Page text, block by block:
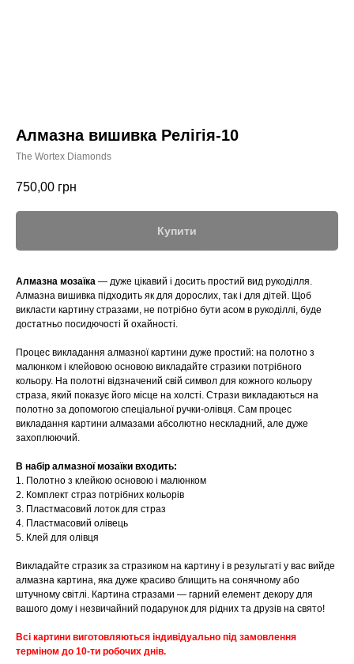
Алмазна вишивка Релігія-10
The Wortex Diamonds
750,00 грн
Купити
Алмазна мозаїка — дуже цікавий і досить простий вид рукоділля.
Алмазна вишивка підходить як для дорослих, так і для дітей. Щоб
викласти картину стразами, не потрібно бути асом в рукоділлі, буде
достатньо посидючості й охайності.
Процес викладання алмазної картини дуже простий: на полотно з
малюнком і клейовою основою викладайте стразики потрібного
кольору. На полотні відзначений свій символ для кожного кольору
страза, який показує його місце на холсті. Стрази викладаються на
полотно за допомогою спеціальної ручки-олівця. Сам процес
викладання картини алмазами абсолютно нескладний, але дуже
захоплюючий.
В набір алмазної мозаїки входить:
1. Полотно з клейкою основою і малюнком
2. Комплект страз потрібних кольорів
3. Пластмасовий лоток для страз
4. Пластмасовий олівець
5. Клей для олівця
Викладайте стразик за стразиком на картину і в результаті у вас вийде
алмазна картина, яка дуже красиво блищить на сонячному або
штучному світлі. Картина стразами — гарний елемент декору для
вашого дому і незвичайний подарунок для рідних та друзів на свято!
Всі картини виготовляються індивідуально під замовлення
терміном до 10-ти робочих днів.